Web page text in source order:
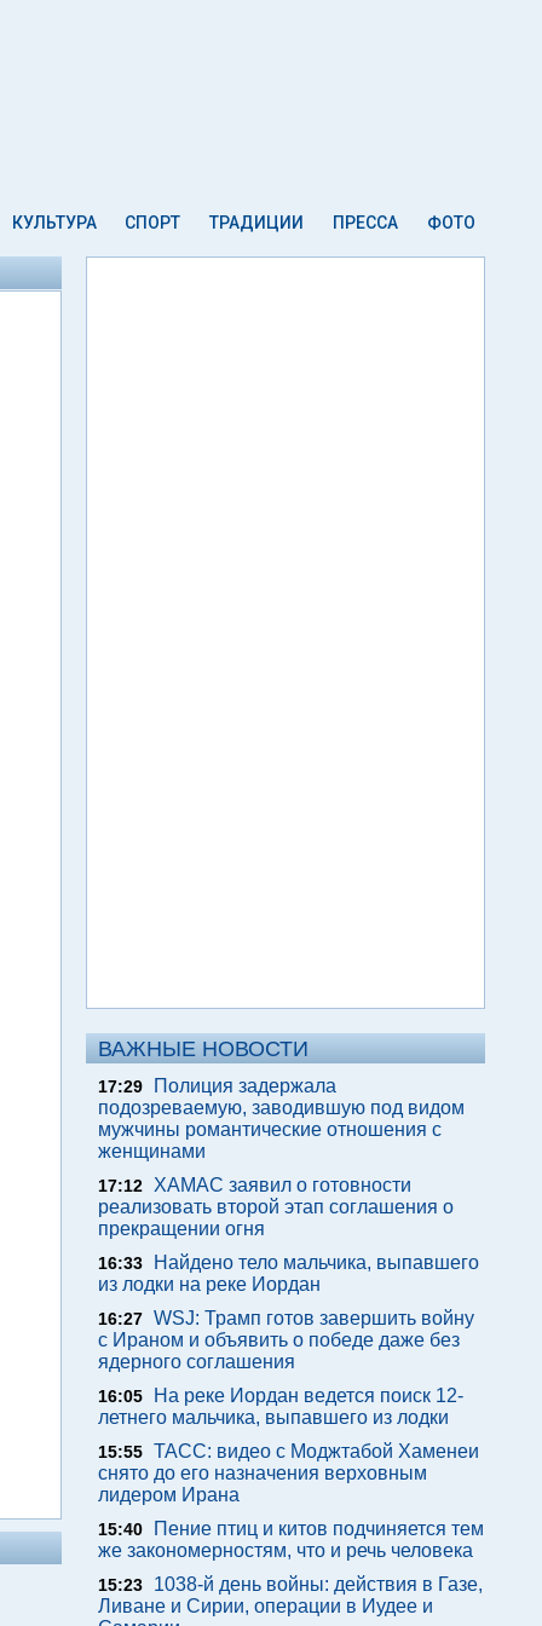
КУЛЬТУРА СПОРТ ТРАДИЦИИ ПРЕССА ФОТО
ВАЖНЫЕ НОВОСТИ
17:29
Полиция задержала
подозреваемую, заводившую под видом
мужчины романтические отношения с
женщинами
17:12
ХАМАС заявил о готовности
реализовать второй этап соглашения о
прекращении огня
16:33
Найдено тело мальчика, выпавшего
из лодки на реке Иордан
16:27 WSJ: Трамп готов завершить войну
с Ираном и объявить о победе даже без
ядерного соглашения
16:05
На реке Иордан ведется поиск 12-
летнего мальчика, выпавшего из лодки
15:55 ТАСС: видео с Моджтабой Хаменеи
снято до его назначения верховным
лидером Ирана
15:40
Пение птиц и китов подчиняется тем
же закономерностям, что и речь человека
15:23
1038-й день войны: действия в Газе,
Ливане и Сирии, операции в Иудее и